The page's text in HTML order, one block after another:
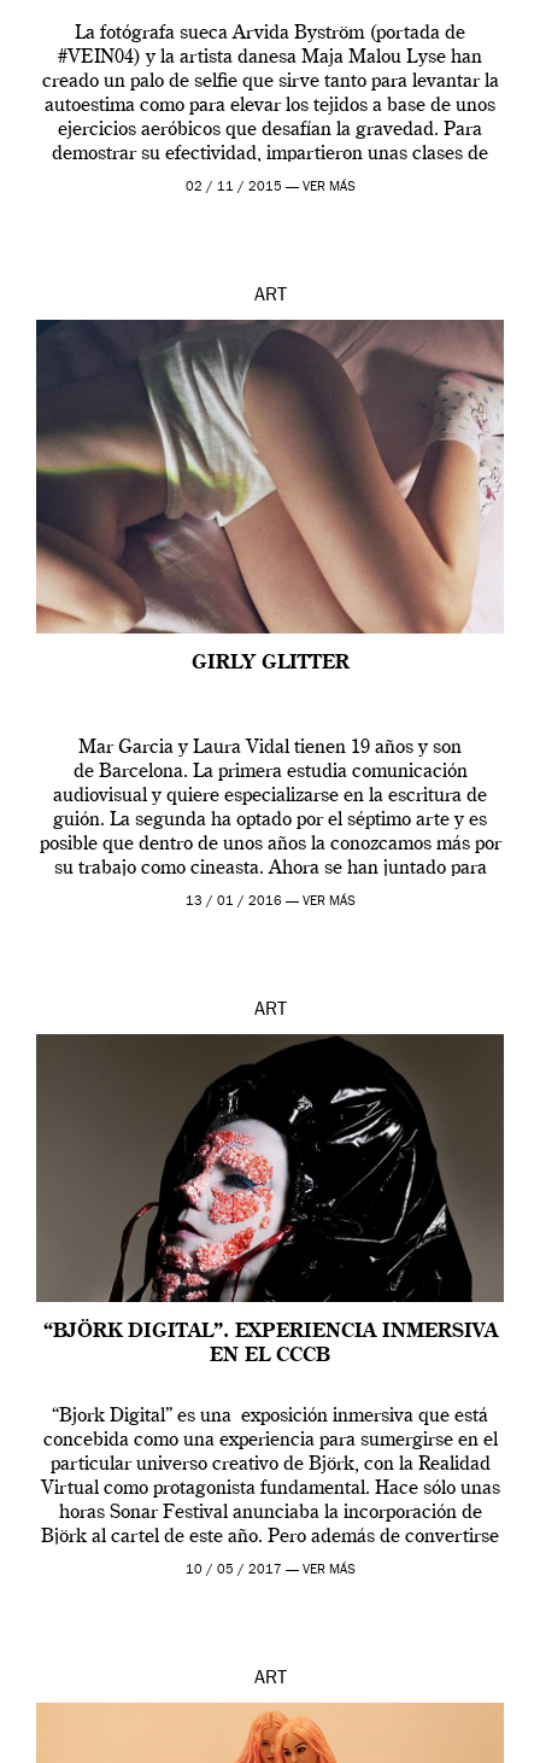
La fotógrafa sueca Arvida Byström (portada de
#VEIN04) y la artista danesa Maja Malou Lyse han
creado un palo de selfie que sirve tanto para levantar la
autoestima como para elevar los tejidos a base de unos
ejercicios aeróbicos que desafían la gravedad. Para
demostrar su efectividad, impartieron unas clases de
prueba en el Tate […]
02 / 11 / 2015 — VER MÁS
ART
GIRLY GLITTER
Mar Garcia y Laura Vidal tienen 19 años y son
de Barcelona. La primera estudia comunicación
audiovisual y quiere especializarse en la escritura de
guión. La segunda ha optado por el séptimo arte y es
posible que dentro de unos años la conozcamos más por
su trabajo como cineasta. Ahora se han juntado para
contarnos una […]
13 / 01 / 2016 — VER MÁS
ART
“BJÖRK DIGITAL”. EXPERIENCIA INMERSIVA
EN EL CCCB
“Bjork Digital” es una exposición inmersiva que está
concebida como una experiencia para sumergirse en el
particular universo creativo de Björk, con la Realidad
Virtual como protagonista fundamental. Hace sólo unas
horas Sonar Festival anunciaba la incorporación de
Björk al cartel de este año. Pero además de convertirse
en una de las actuaciones más relevantes […]
10 / 05 / 2017 — VER MÁS
ART